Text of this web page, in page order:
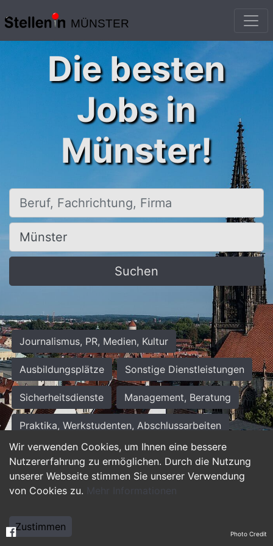
MÜNSTER
Wir verwenden Cookies, um Ihnen eine bessere
Nutzererfahrung zu ermöglichen. Durch die Nutzung
unserer Webseite stimmen Sie unserer Verwendung
von Cookies zu. Mehr Informationen
Zustimmen
Die besten
Jobs in
Münster!
Beruf, Fachrichtung, Firma
Ort, Stadt
Suchen
Journalismus, PR, Medien, Kultur
Ausbildungsplätze Sonstige Dienstleistungen
Sicherheitsdienste Management, Beratung
Praktika, Werkstudenten, Abschlussarbeiten
Personalwesen Assistenz, Sekretariat
Hilfskräfte, Aushilfs- und Nebenjobs
Weiterbildung, Studium, duale Ausbildung Photo Credit